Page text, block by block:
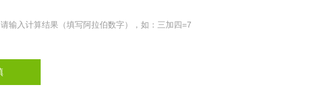
请输入计算结果（填写阿拉伯数字），如：三加四=7